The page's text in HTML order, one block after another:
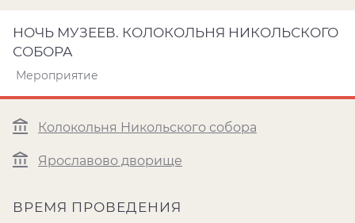
НОЧЬ МУЗЕЕВ. КОЛОКОЛЬНЯ НИКОЛЬСКОГО
СОБОРА
Мероприятие
Колокольня Никольского собора
Ярославово дворище
ВРЕМЯ ПРОВЕДЕНИЯ